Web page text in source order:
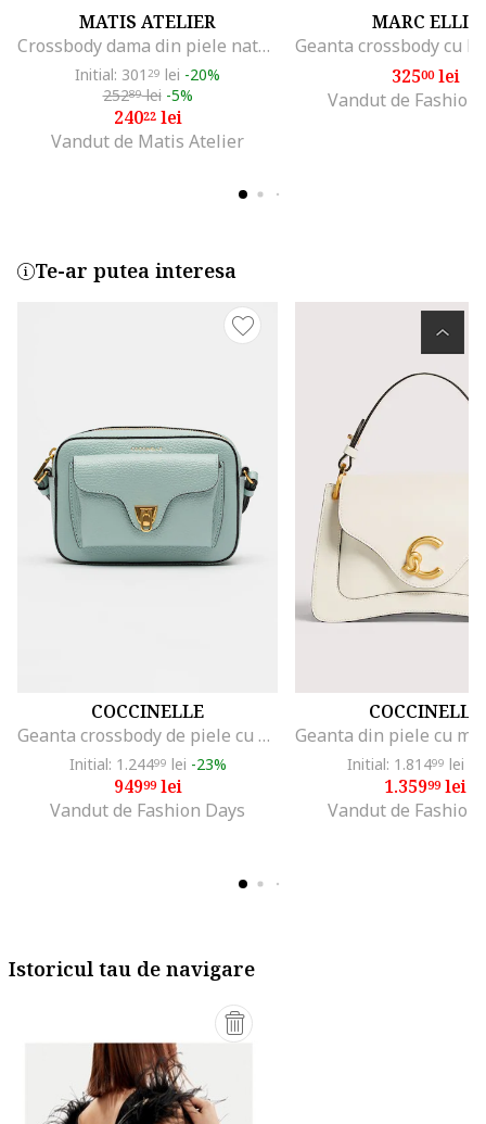
MATIS ATELIER
Crossbody dama din piele naturala Corina, Negru
Initial: 301 29 lei -20%
25289lei -5%
24022lei
Vandut de Matis Atelier
MARC ELLIS
32500lei
Vandut de Fashion
Te-ar putea interesa
COCCINELLE
Geanta crossbody de piele cu buzunar frontal Beat Soft, Albastru pal
Initial: 1.24499 lei -23%
94999lei
Vandut de Fashion Days
COCCINELLE
Initial: 1.81499 lei
1.35999lei
Vandut de Fashion
Istoricul tau de navigare